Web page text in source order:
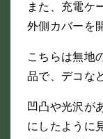
また、充電ケ
外側カバーを
こちらは無地
品で、デコな
凹凸や光沢が
にしたように